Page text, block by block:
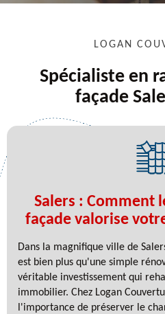
LOGAN
Spécialiste en
façade
Salers : Comment
façade valorise
Dans la magnifique ville de
est bien plus qu'une simple
véritable investissement qui
immobilier. Chez Logan
l'importance de préserver le